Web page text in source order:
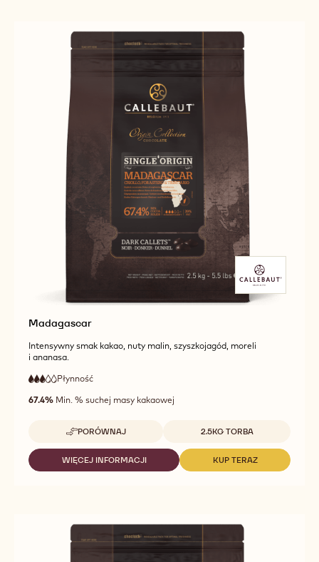
Results
Madagascar
Intensywny smak kakao, nuty malin, szyszkojagód, moreli
i ananasa.
3
out
Płynność
płynność
67.4% Min. % suchej masy kakaowej
PORÓWNAJ
-
MADAGASCAR
Dostępne opakowania
2.5KG TORBA
WIĘCEJ INFORMACJI
-
KUP TERAZ
-